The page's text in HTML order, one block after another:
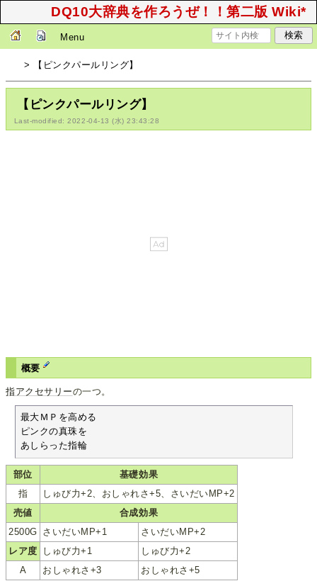
DQ10大辞典を作ろうぜ！！第二版 Wiki*
Menu
> 【ピンクパールリング】
【ピンクパールリング】
Last-modified: 2022-04-13 (水) 23:43:28
概要
指アクセサリーの一つ。
最大ＭＰを高める
ピンクの真珠を
あしらった指輪
部位
基礎効果
指
しゅび力+2、おしゃれさ+5、さいだいMP+2
売値
合成効果
2500G さいだいMP+1
さいだいMP+2
レア度
しゅび力+1
しゅび力+2
A
おしゃれさ+3 おしゃれさ+5